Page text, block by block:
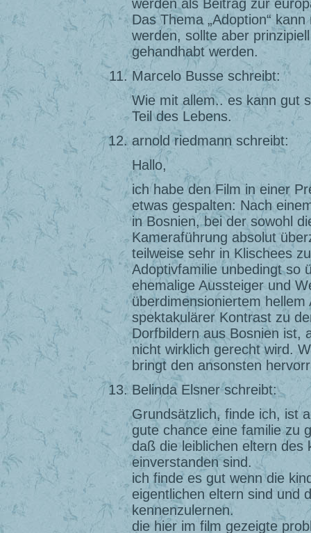
werden als Beitrag zur
Das Thema „Adoption“
werden, sollte aber
gehandhabt werden.
Marcelo Busse schreibt:
Wie mit allem.. es kann gut
Teil des Lebens.
arnold riedmann schreibt:
Hallo,
ich habe den Film in einer
etwas gespalten: Nach
in Bosnien, bei der sowohl
Kameraführung absolut
teilweise sehr in Klischees
Adoptivfamilie unbedingt so
ehemalige Aussteiger und
überdimensioniertem
spektakulärer Kontrast zu
Dorfbildern aus Bosnien ist,
nicht wirklich gerecht wird.
bringt den ansonsten
Belinda Elsner schreibt:
Grundsätzlich, finde ich, ist
gute chance eine familie zu
daß die leiblichen eltern des
einverstanden sind.
ich finde es gut wenn die
eigentlichen eltern sind und
kennenzulernen.
die hier im film gezeigte